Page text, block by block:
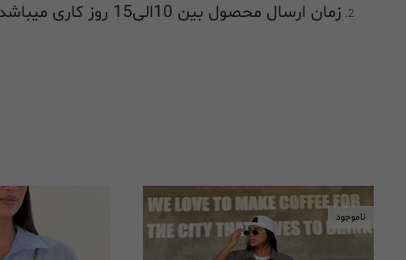
زمان ارسال محصول بین 10الی15 روز کاری میباشد
ناموجود